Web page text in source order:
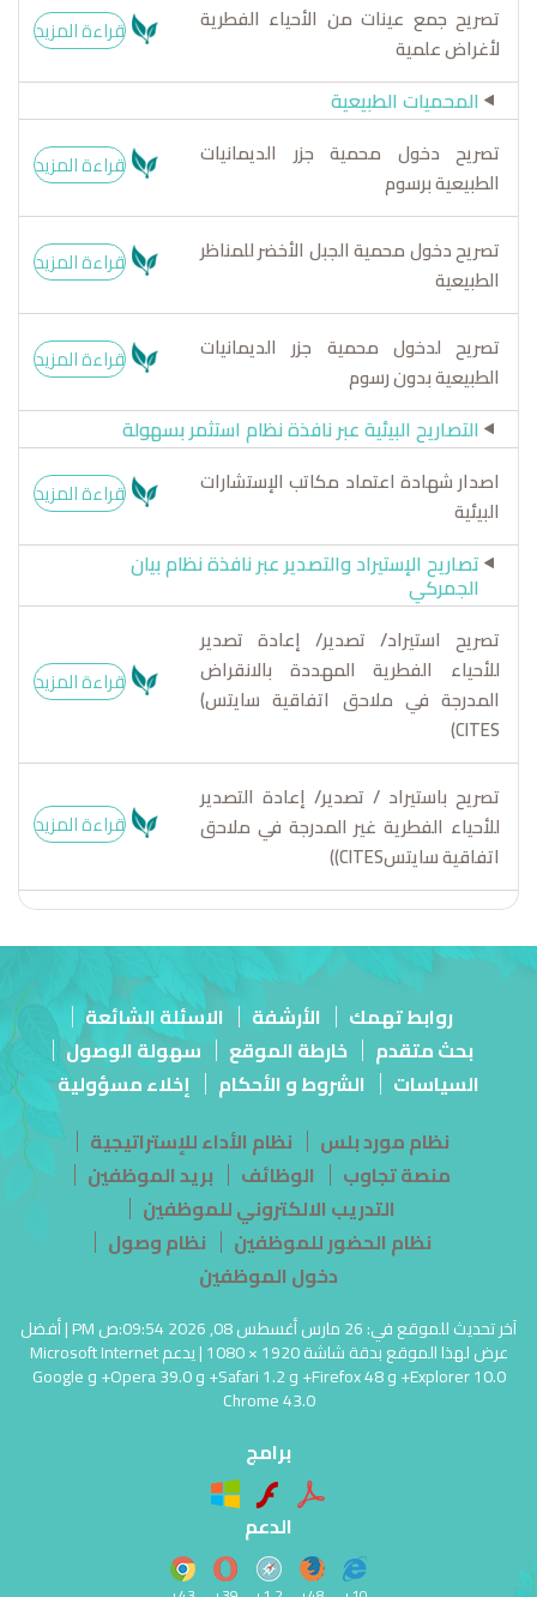
تصريح جمع عينات من الأحياء الفطرية
لأغراض علمية
قراءة المزيد
المحميات الطبيعية
تصريح دخول محمية جزر الديمانيات
الطبيعية برسوم
قراءة المزيد
تصريح دخول محمية الجبل الأخضر للمناظر
الطبيعية
قراءة المزيد
تصريح لدخول محمية جزر الديمانيات
الطبيعية بدون رسوم
قراءة المزيد
التصاريح البيئية عبر نافذة نظام استثمر بسهولة
اصدار شهادة اعتماد مكاتب الإستشارات
البيئية
قراءة المزيد
تصاريح الإستيراد والتصدير عبر نافذة نظام بيان
الجمركي
تصريح استيراد/ تصدير/ إعادة تصدير
للأحياء الفطرية المهددة بالانقراض
المدرجة في ملاحق اتفاقية سايتس)
CITES)
قراءة المزيد
تصريح باستيراد / تصدير/ إعادة التصدير
للأحياء الفطرية غير المدرجة في ملاحق
اتفاقية سايتسCITES))
قراءة المزيد
روابط تهمك الأرشفة
الاسئلة الشائعة
بحث متقدم
خارطة الموقع
سهولة الوصول
السياسات
الشروط و الأحكام
إخلاء مسؤولية
نظام مورد بلس
نظام الأداء للإستراتيجية
منصة تجاوب
الوظائف
بريد الموظفين
التدريب الالكتروني للموظفين
نظام الحضور للموظفين
نظام وصول
دخول الموظفين
آخر تحديث للموقع في: 26 مارس أغسطس 08, 2026 09:54:ص PM | أفضل
عرض لهذا الموقع بدقة شاشة 1920 × 1080 | يدعم Microsoft Internet
Explorer 10.0+ و Firefox 48+ و Safari 1.2+ و Opera 39.0+ و Google
Chrome 43.0
برامج
الدعم